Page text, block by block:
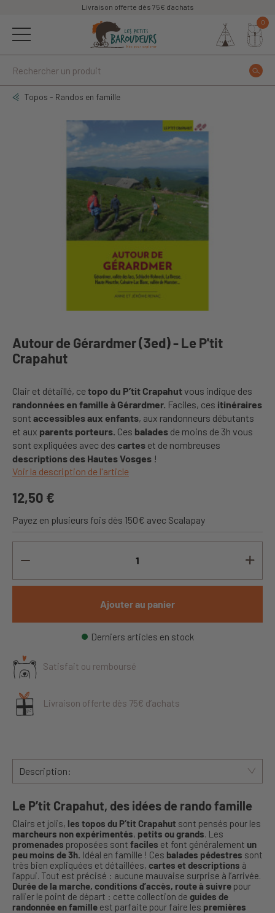
Livraison offerte dès 75€ d'achats
0
Topos - Randos en famille
Autour de Gérardmer (3ed) - Le P'tit
Crapahut
Clair et détaillé, cetopo du P’tit Crapahutvous indique des
randonnées en famille à Gérardmer. Faciles, ces itinéraires
sont accessibles aux enfants, aux randonneurs débutants
et aux parents porteurs. Ces balades de moins de 3h vous
sont expliquées avec des cartes et de nombreuses
descriptions des Hautes Vosges !
Voir la description de l'article
12,50 €
Payez en plusieurs fois dès 150€ avec Scalapay
Ajouter au panier
Derniers articles en stock
Satisfait ou remboursé
Livraison offerte dès 75€ d’achats
Description:
Le P’tit Crapahut, des idées de rando famille
Clairs et jolis, les topos du P’tit Crapahut sont pensés pour les
marcheurs non expérimentés, petits ou grands. Les
promenades proposées sont faciles et font généralement un
peu moins de 3h. Idéal en famille ! Ces balades pédestres sont
très bien expliquées et détaillées, cartes et descriptions à
l’appui. Tout est précisé : aucune mauvaise surprise à l’arrivée.
Durée de la marche, conditions d’accès, route à suivre pour
rallier le point de départ : cette collection de guides de
randonnée en famille est parfaite pour faire les premières